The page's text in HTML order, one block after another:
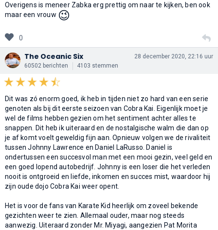
Overigens is meneer Zabka erg prettig om naar te kijken, ben ook
maar een vrouw 😉
0
The Oceanic Six
60502 berichten 4103 stemmen
28 december 2020, 22:16 uur
Dit was zó enorm goed, ik heb in tijden niet zo hard van een serie
genoten als bij dit eerste seizoen van Cobra Kai. Eigenlijk moet je
wel de films hebben gezien om het sentiment achter alles te
snappen. Dit heb ik uiteraard en de nostalgische walm die dan op
je af komt voelt geweldig fijn aan. Opnieuw volgen we de rivaliteit
tussen Johnny Lawrence en Daniel LaRusso. Daniel is
ondertussen een succesvol man met een mooi gezin, veel geld en
een goed lopend autobedrijf. Johnny is een loser die het verleden
nooit is ontgroeid en liefde, inkomen en succes mist, waardoor hij
zijn oude dojo Cobra Kai weer opent.
Het is voor de fans van Karate Kid heerlijk om zoveel bekende
gezichten weer te zien. Allemaal ouder, maar nog steeds
aanwezig. Uiteraard zonder Mr. Miyagi, aangezien Pat Morita